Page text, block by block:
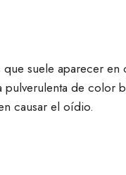
suele aparecer en
de color
causar el oídio.